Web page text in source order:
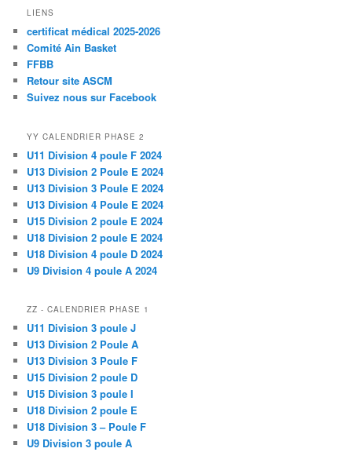
LIENS
certificat médical 2025-2026
Comité Ain Basket
FFBB
Retour site ASCM
Suivez nous sur Facebook
YY CALENDRIER PHASE 2
U11 Division 4 poule F 2024
U13 Division 2 Poule E 2024
U13 Division 3 Poule E 2024
U13 Division 4 Poule E 2024
U15 Division 2 poule E 2024
U18 Division 2 poule E 2024
U18 Division 4 poule D 2024
U9 Division 4 poule A 2024
ZZ - CALENDRIER PHASE 1
U11 Division 3 poule J
U13 Division 2 Poule A
U13 Division 3 Poule F
U15 Division 2 poule D
U15 Division 3 poule I
U18 Division 2 poule E
U18 Division 3 – Poule F
U9 Division 3 poule A